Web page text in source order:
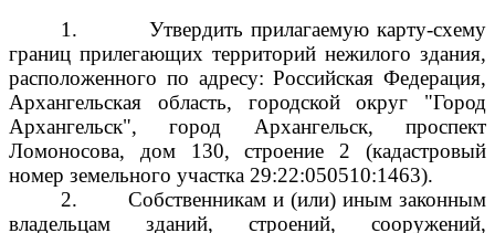
1.
Утвердить прилагаемую карту-схему
границ прилегающих территорий нежилого здания,
расположенного по адресу: Российская Федерация,
Архангельская область, городской округ "Город
Архангельск", город Архангельск, проспект
Ломоносова, дом 130, строение 2 (кадастровый
номер земельного участка 29:22:050510:1463).
2.
Собственникам и (или) иным законным
владельцам зданий, строений, сооружений,